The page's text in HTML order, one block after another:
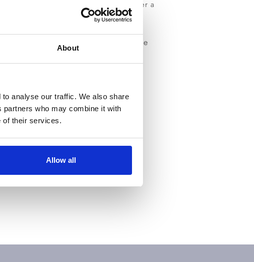
About
analyse our traffic. We also share
who may combine it with
of their services.
Allow all
de uma versão mais nova. Se não tiver a
e-mail contendo a sua chave será
caixa de spam.
fazer uma pergunta à nossa equipe